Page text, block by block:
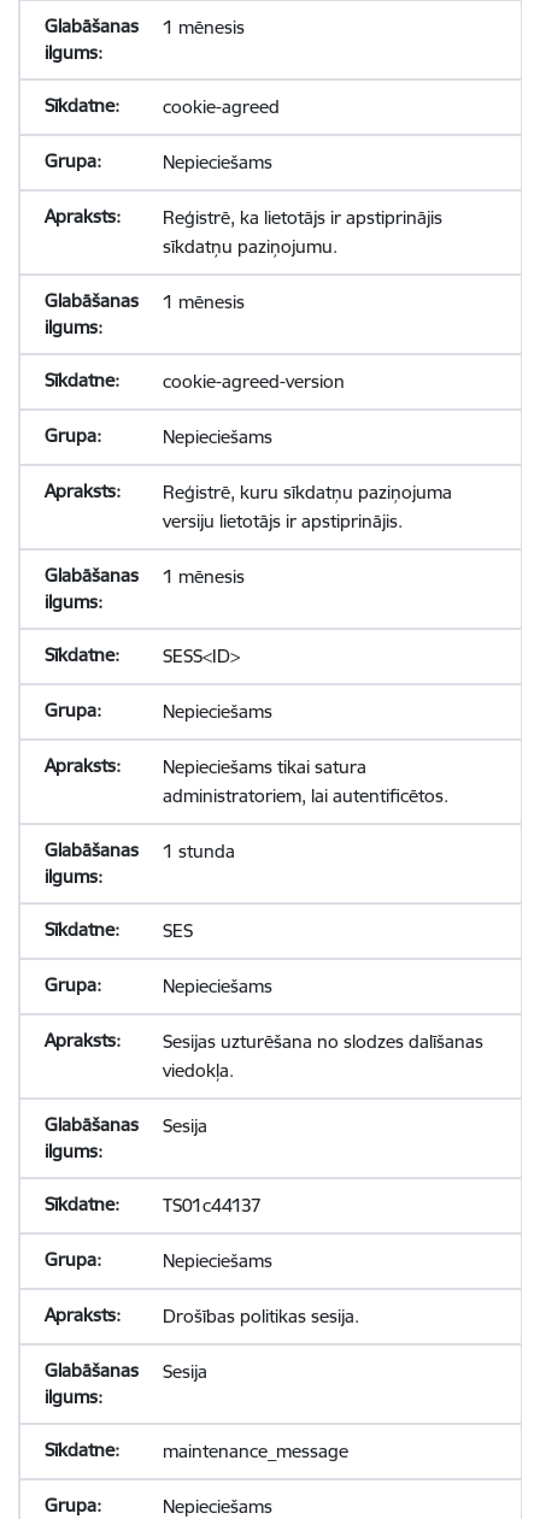
1 mēnesis
cookie-agreed
Nepieciešams
Reģistrē, ka lietotājs ir apstiprinājis
sīkdatņu paziņojumu.
1 mēnesis
cookie-agreed-version
Nepieciešams
Reģistrē, kuru sīkdatņu paziņojuma
versiju lietotājs ir apstiprinājis.
1 mēnesis
SESS<ID>
Nepieciešams
Nepieciešams tikai satura
administratoriem, lai autentificētos.
1 stunda
SES
Nepieciešams
Sesijas uzturēšana no slodzes dalīšanas
viedokļa.
Sesija
TS01c44137
Nepieciešams
Drošības politikas sesija.
Sesija
maintenance_message
Nepieciešams